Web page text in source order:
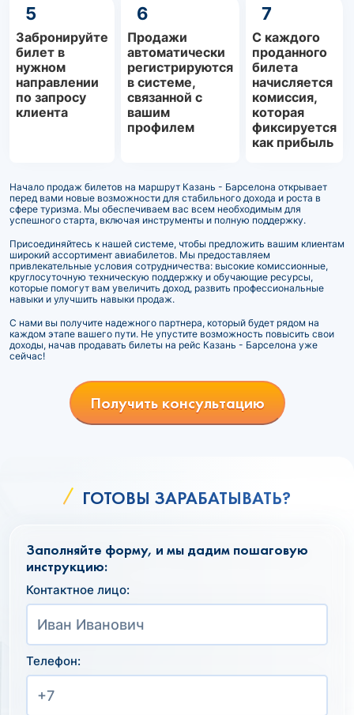
5
Забронируйте
билет в
нужном
направлении
по запросу
клиента
6
Продажи
автоматически
регистрируются
в системе,
связанной с
вашим
профилем
7
С каждого
проданного
билета
начисляется
комиссия,
которая
фиксируется
как прибыль
Начало продаж билетов на маршрут Казань - Барселона открывает
перед вами новые возможности для стабильного дохода и роста в
сфере туризма. Мы обеспечиваем вас всем необходимым для
успешного старта, включая инструменты и полную поддержку.
Присоединяйтесь к нашей системе, чтобы предложить вашим клиентам
широкий ассортимент авиабилетов. Мы предоставляем
привлекательные условия сотрудничества: высокие комиссионные,
круглосуточную техническую поддержку и обучающие ресурсы,
которые помогут вам увеличить доход, развить профессиональные
навыки и улучшить навыки продаж.
С нами вы получите надежного партнера, который будет рядом на
каждом этапе вашего пути. Не упустите возможность повысить свои
доходы, начав продавать билеты на рейс Казань - Барселона уже
сейчас!
Получить консультацию
ГОТОВЫ ЗАРАБАТЫВАТЬ?
Заполняйте форму, и мы дадим пошаговую
инструкцию:
Контактное лицо:
Телефон: